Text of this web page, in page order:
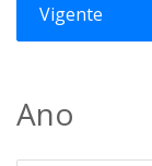
Vigente
Ano